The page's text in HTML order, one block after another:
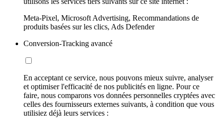
Meta-Pixel, Microsoft Advertising, Recommandations de
produits basées sur les clics, Ads Defender
Conversion-Tracking avancé
En acceptant ce service, nous pouvons mieux suivre, analyser
et optimiser l'efficacité de nos publicités en ligne. Pour ce
faire, nous comparons vos données personnelles cryptées avec
celles des fournisseurs externes suivants, à condition que vous
utilisiez déjà leurs services :